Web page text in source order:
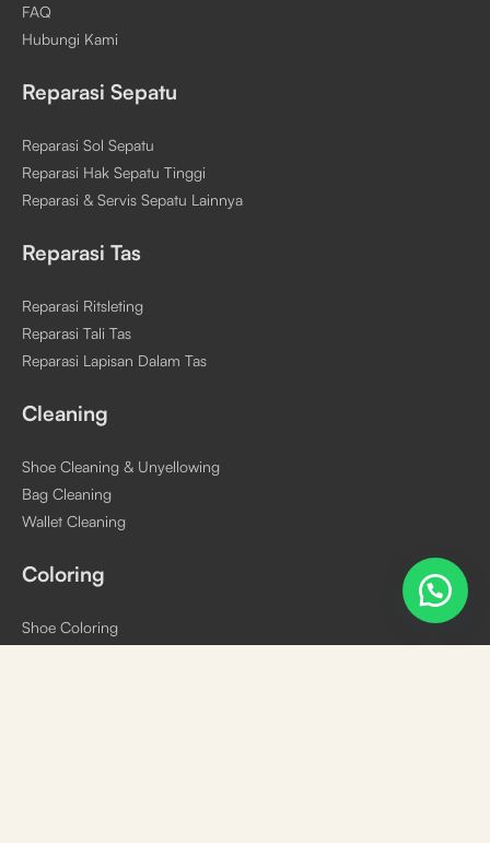
FAQ
Hubungi Kami
Reparasi Sepatu
Reparasi Sol Sepatu
Reparasi Hak Sepatu Tinggi
Reparasi & Servis Sepatu Lainnya
Reparasi Tas
Reparasi Ritsleting
Reparasi Tali Tas
Reparasi Lapisan Dalam Tas
Cleaning
Shoe Cleaning & Unyellowing
Bag Cleaning
Wallet Cleaning
Coloring
Shoe Coloring